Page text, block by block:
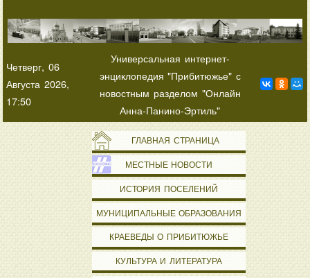
Четверг, 06
Августа 2026,
17:50
Универсальная интернет-
энциклопедия "Прибитюжье" с
новостным разделом "Онлайн
Анна-Панино-Эртиль"
ГЛАВНАЯ СТРАНИЦА
МЕСТНЫЕ НОВОСТИ
ИСТОРИЯ ПОСЕЛЕНИЙ
МУНИЦИПАЛЬНЫЕ ОБРАЗОВАНИЯ
КРАЕВЕДЫ О ПРИБИТЮЖЬЕ
КУЛЬТУРА И ЛИТЕРАТУРА